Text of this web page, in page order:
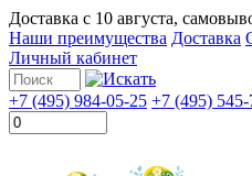
Доставка с 10 августа,
Наши преимущества Доставка
Личный кабинет
+7 (495) 984-05-25 +7 (495)